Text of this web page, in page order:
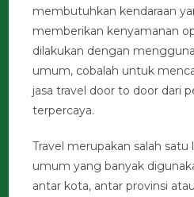
membutuhkan kendaraan
memberikan kenyamanan
dilakukan dengan
umum, cobalah untuk
jasa travel door to door dari
terpercaya.
Travel merupakan salah satu
umum yang banyak
antar kota, antar provinsi